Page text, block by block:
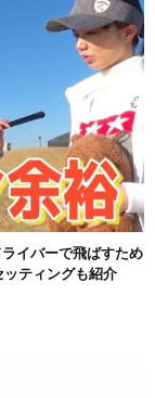
イバーで飛ばすため
ティングも紹介